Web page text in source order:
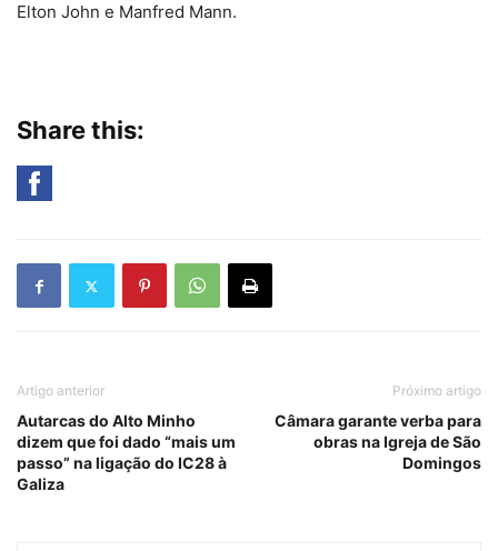
Elton John e Manfred Mann.
Share this:
Artigo anterior
Autarcas do Alto Minho
dizem que foi dado “mais um
passo” na ligação do IC28 à
Galiza
Próximo artigo
Câmara garante verba para
obras na Igreja de São
Domingos